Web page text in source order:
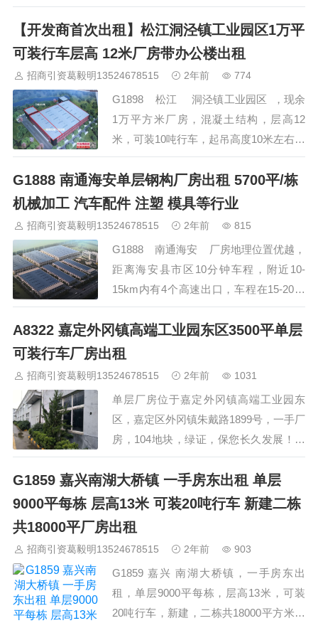
分钟） 预计建成时间：2021年7月 面
积：5000-30000 可以分割 1000平起租
车间层高：11米 可装行…
【开发商首次出租】松江洞泾镇工业园区1万平
可装行车层高 12米厂房带办公楼出租
招商引资葛毅明13524678515 2年前 774
G1898 松江 洞泾镇工业园区 ，现余
1万平方米厂房，混凝土结构，层高12
米，可装10吨行车，起吊高度10米左右，
配电按需申请，5层办公楼4000平方米，
厂房7000平起租，办公楼2000平起租。
欢迎优质企业入跓。市场行情价。 招商
热线 400-0123-021 &…
G1888 南通海安单层钢构厂房出租 5700平/栋
机械加工 汽车配件 注塑 模具等行业
招商引资葛毅明13524678515 2年前 815
G1888 南通海安 厂房地理位置优越，
距离海安县市区10分钟车程，附近10-
15km内有4个高速出口，车程在15-20分
钟左右。距离国道100米。 厂房为丙类，
消防设施齐全规范，单棟面积5700平方
米，二栋建设基本完毕，第三栋未建设，
可以在4个月左右建成。土地证齐全，房
构，全新。15cm混凝土地面。预留…
A8322 嘉定外冈镇高端工业园东区3500平单层
可装行车厂房出租
招商引资葛毅明13524678515 2年前 1031
单层厂房位于嘉定外冈镇高端工业园东
区，嘉定区外冈镇朱戴路1899号，一手厂
房，104地块，绿证，保您长久发展！标
准单层厂房二栋，共3500平方米，层高
7.5米，可装行车，可分租，租金优惠，
还可配备办公住宿用房，可另行承租。厂
区绿化茂盛，环境优雅，物业管理规范。
G1859 嘉兴南湖大桥镇 一手房东出租 单层
9000平每栋 层高13米 可装20吨行车 新建二栋
共18000平厂房出租
招商引资葛毅明13524678515 2年前 903
G1859 嘉兴 南湖大桥镇，一手房东出
租，单层9000平每栋，层高13米，可装
20吨行车，新建，二栋共18000平方米出